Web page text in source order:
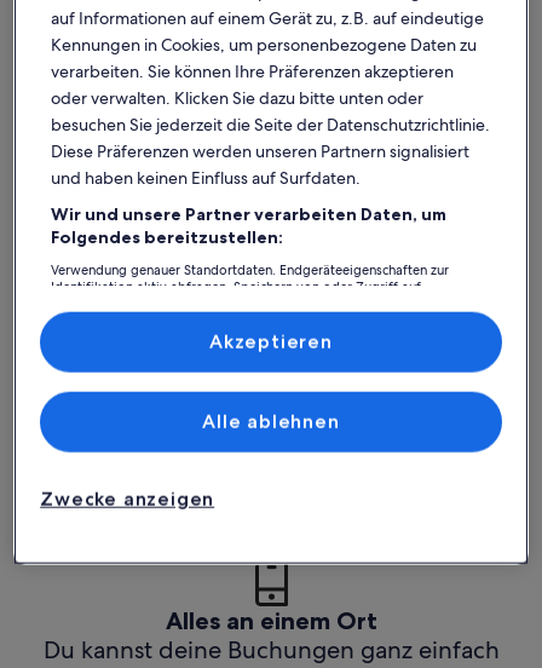
Was spricht für unsere App?
Immer in Verbindung
Du hast all deine Buchungsdetails immer
griffbereit, auch ohne WLAN!
Unser Kundenservice ist rund um die Uhr,
Alles an einem Ort
Du kannst deine Buchungen ganz einfach
auf Informationen auf einem Gerät zu, z.B. auf eindeutige
Kennungen in Cookies, um personenbezogene Daten zu
verarbeiten. Sie können Ihre Präferenzen akzeptieren
oder verwalten. Klicken Sie dazu bitte unten oder
besuchen Sie jederzeit die Seite der Datenschutzrichtlinie.
Diese Präferenzen werden unseren Partnern signalisiert
und haben keinen Einfluss auf Surfdaten.
Wir und unsere Partner verarbeiten Daten, um
Folgendes bereitzustellen:
Verwendung genauer Standortdaten. Endgeräteeigenschaften zur
Identifikation aktiv abfragen. Speichern von oder Zugriff auf
Inhalte, Messung von Werbeleistung und der Performance von Inhalten,
Zielgruppenforschung sowie Entwicklung und Verbesserung von
Liste der Partner (Lieferanten)
Zwecke anzeigen
Alle ablehnen
Akzeptieren